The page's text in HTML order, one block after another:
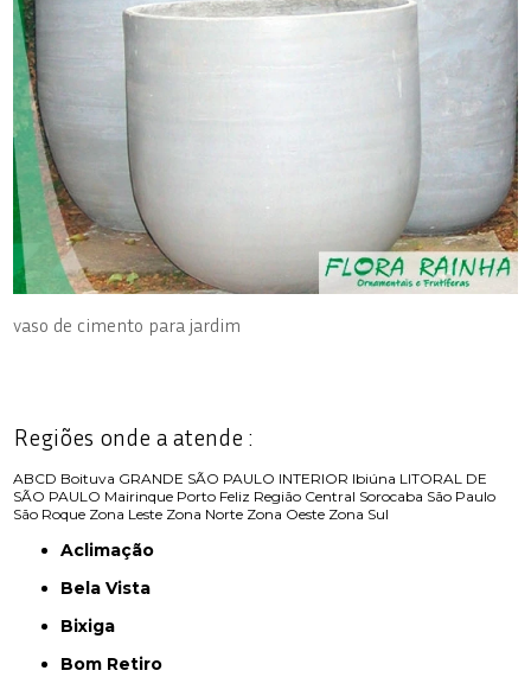
vaso de cimento para jardim
Regiões onde a atende :
ABCD Boituva GRANDE SÃO PAULO INTERIOR Ibiúna LITORAL DE
SÃO PAULO Mairinque Porto Feliz Região Central Sorocaba São Paulo
São Roque Zona Leste Zona Norte Zona Oeste Zona Sul
Aclimação
Bela Vista
Bixiga
Bom Retiro